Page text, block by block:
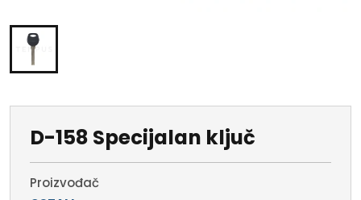
D-158 Specijalan ključ
Proizvođač